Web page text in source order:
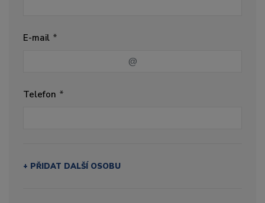
E-mail
Telefon
+ PŘIDAT DALŠÍ OSOBU